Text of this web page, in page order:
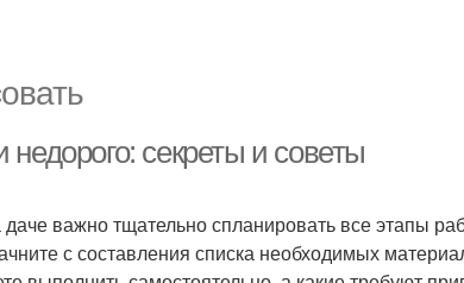
секреты и советы
важно тщательно спланировать все этапы
с составления списка необходимых